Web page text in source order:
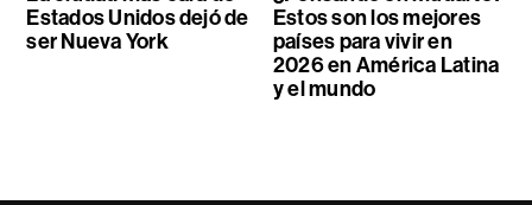
Estados Unidos dejó de
ser Nueva York
Estos son los mejores
países para vivir en
2026 en América Latina
y el mundo